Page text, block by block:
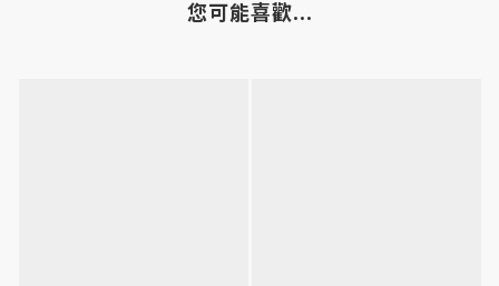
您可能喜歡...